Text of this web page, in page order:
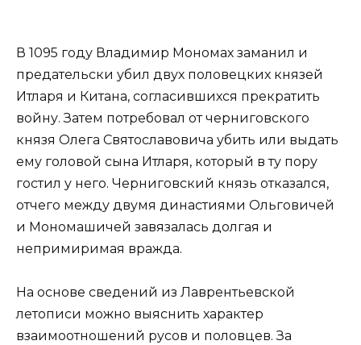
В 1095 году Владимир Мономах заманил и
предательски убил двух половецких князей
Итларя и Китана, согласившихся прекратить
войну. Затем потребовал от черниговского
князя Олега Святославовича убить или выдать
ему головой сына Итларя, который в ту пору
гостил у него. Черниговский князь отказался,
отчего между двумя династиями Ольговичей
и Мономашичей завязалась долгая и
непримиримая вражда.
На основе сведений из Лаврентьевской
летописи можно выяснить характер
взаимоотношений русов и половцев. За